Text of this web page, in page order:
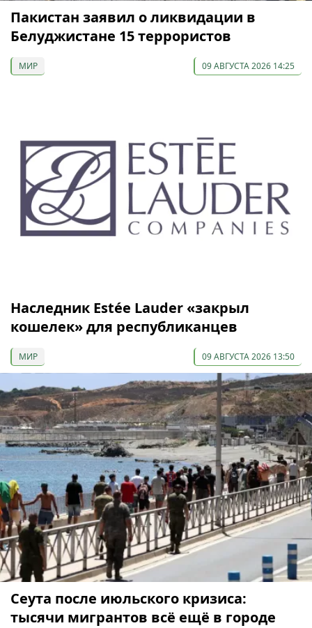
Пакистан заявил о ликвидации в
Белуджистане 15 террористов
МИР 09 АВГУСТА 2026 14:25
Наследник Estée Lauder «закрыл
кошелек» для республиканцев
МИР 09 АВГУСТА 2026 13:50
Сеута после июльского кризиса:
тысячи мигрантов всё ещё в городе